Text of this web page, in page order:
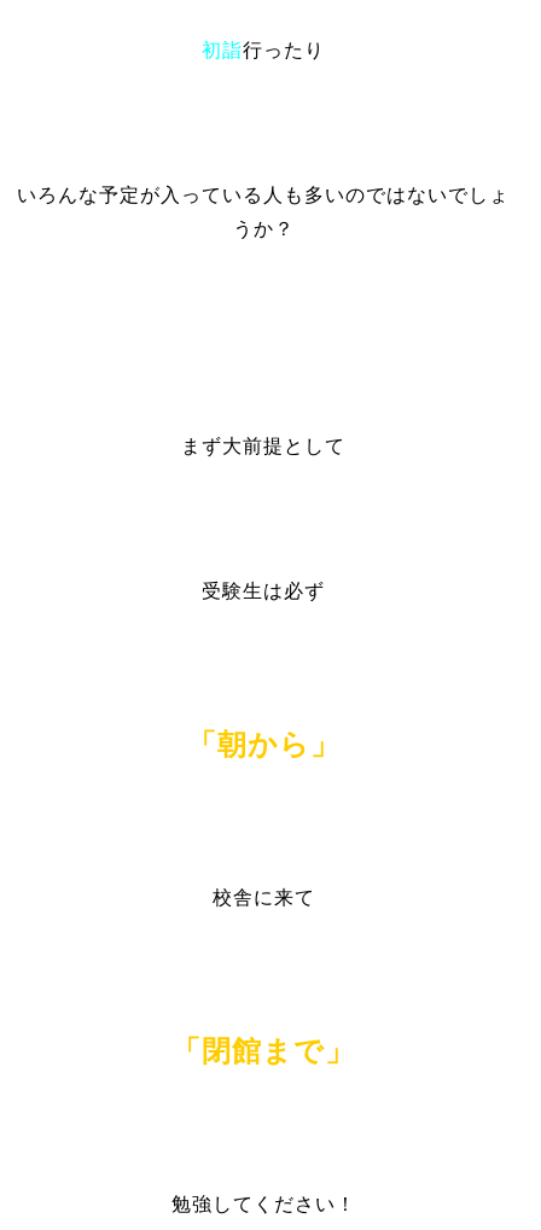
初詣行ったり
いろんな予定が入っている人も多いのではないでしょ
うか？
まず大前提として
受験生は必ず
「朝から」
校舎に来て
「閉館まで」
勉強してください！